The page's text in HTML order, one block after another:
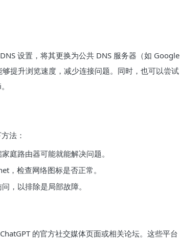
设置，将其更换为公共 DNS 服务器（如 Google
提升浏览速度，减少连接问题。同时，也可以尝试
法：
庭路由器可能就能解决问题。
，检查网络图标是否正常。
，以排除是局部故障。
的官方社交媒体页面或相关论坛。这些平台